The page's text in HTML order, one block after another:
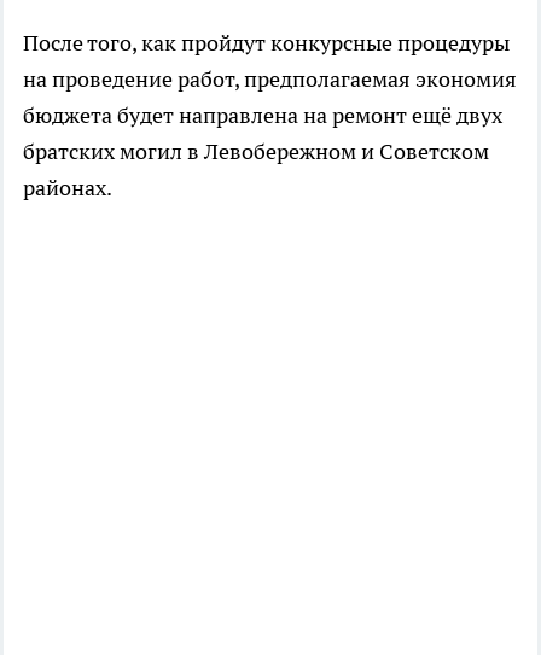
После того, как пройдут конкурсные процедуры
на проведение работ, предполагаемая экономия
бюджета будет направлена на ремонт ещё двух
братских могил в Левобережном и Советском
районах.